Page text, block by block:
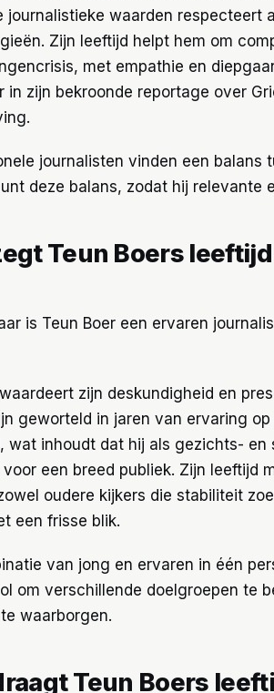
journalistieke waarden respecteert
Zijn leeftijd helpt hem om
met empathie en
in zijn bekroonde reportage over
journalisten vinden een
deze balans, zodat hij relevante
Teun Boers
is Teun Boer een ervaren
zijn deskundigheid en
geworteld in jaren van ervaring
wat inhoudt dat hij als gezichts-
een breed publiek. Zijn leeftijd
oudere kijkers die stabiliteit
een frisse blik.
van jong en ervaren in één
om verschillende doelgroepen te
waarborgen.
Teun Boers